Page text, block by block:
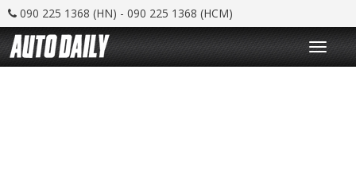
090 225 1368 (HN) - 090 225 1368 (HCM)
T
o
g